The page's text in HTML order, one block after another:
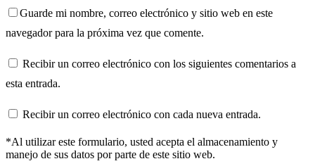
Guarde mi nombre, correo electrónico y sitio web en este
navegador para la próxima vez que comente.
Recibir un correo electrónico con los siguientes comentarios a
esta entrada.
Recibir un correo electrónico con cada nueva entrada.
*Al utilizar este formulario, usted acepta el almacenamiento y
manejo de sus datos por parte de este sitio web.